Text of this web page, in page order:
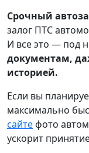
Срочный
залог ПТС
И все это — под
документам,
историей.
Если вы
максимально
сайтефото
ускорит